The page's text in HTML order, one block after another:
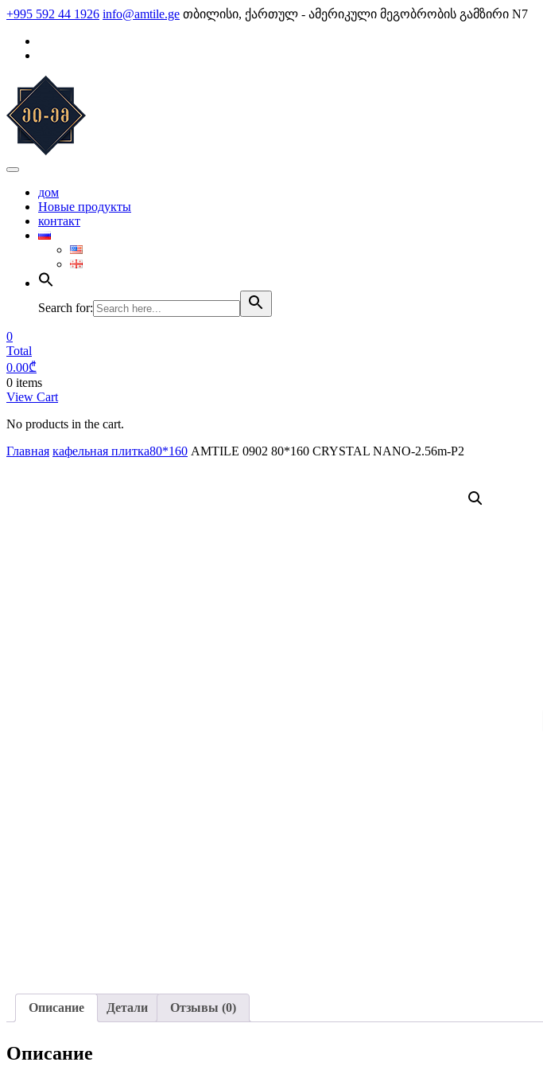
Skip
content
+995 592 44 1926 info@amtile.ge თბილისი, ქართულ - ამერიკული მეგობრობის გამზირი N7
дом
Новые продукты
контакт
Search for:
0
Total
0.00₾
0 items
View Cart
No products in the cart.
Главная кафельная плитка80*160 AMTILE 0902 80*160 CRYSTAL NANO-2.56m-P2
Описание Детали Отзывы (0)
Описание